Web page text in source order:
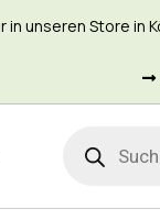
unseren Store in